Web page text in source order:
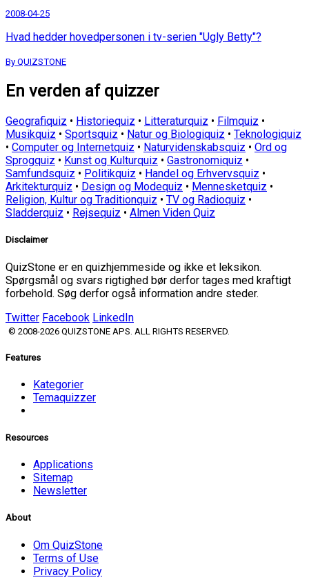
2008-04-25
Hvad hedder hovedpersonen i tv-serien "Ugly Betty"?
By QUIZSTONE
En verden af quizzer
Geografiquiz • Historiequiz • Litteraturquiz • Filmquiz •
Musikquiz • Sportsquiz • Natur og Biologiquiz • Teknologiquiz
• Computer og Internetquiz • Naturvidenskabsquiz • Ord og
Sprogquiz • Kunst og Kulturquiz • Gastronomiquiz •
Samfundsquiz • Politikquiz • Handel og Erhvervsquiz •
Arkitekturquiz • Design og Modequiz • Mennesketquiz •
Religion, Kultur og Traditionquiz • TV og Radioquiz •
Sladderquiz • Rejsequiz • Almen Viden Quiz
Disclaimer
QuizStone er en quizhjemmeside og ikke et leksikon.
Spørgsmål og svars rigtighed bør derfor tages med kraftigt
forbehold. Søg derfor også information andre steder.
Twitter Facebook LinkedIn
© 2008-2026 QUIZSTONE APS. ALL RIGHTS RESERVED.
Features
Kategorier
Temaquizzer
Resources
Applications
Sitemap
Newsletter
About
Om QuizStone
Terms of Use
Privacy Policy